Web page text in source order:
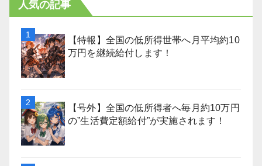
人気の記事
【特報】全国の低所得世帯へ月平均約10
万円を継続給付します！
【号外】全国の低所得者へ毎月約10万円
の”生活費定額給付”が実施されます！